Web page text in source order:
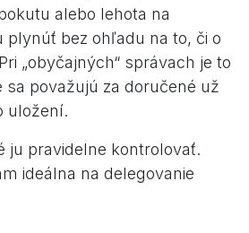
alebo lehota na
bez ohľadu na to, či o
„obyčajných“ správach je to
sa považujú za doručené už
uložení.
ju pravidelne kontrolovať.
ideálna na delegovanie